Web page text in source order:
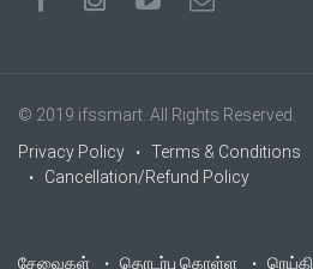
© 2019 ifssmart . All Rights Reserved.
Privacy Policy
Terms & Conditions
Cancellation/Refund Policy
சேவைகள் தொடர்பு கொள்ள ரெய்கி